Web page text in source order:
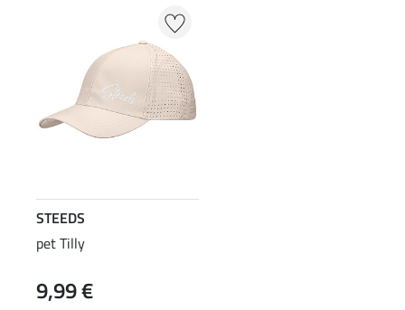
STEEDS
pet Tilly
9,99 €